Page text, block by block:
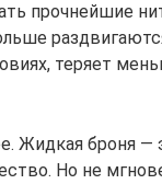
прочнейшие
теряет
Жидкая броня —
Но не